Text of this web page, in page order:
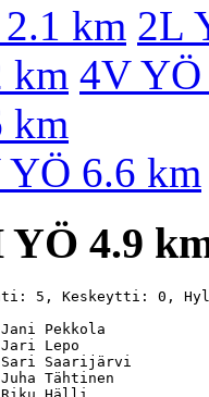
km 2L
km 4V
km
YÖ 6.6 km
YÖ 4.9
5, Keskeytti: 0,
Pekkola
Lepo
Saarijärvi
Tähtinen